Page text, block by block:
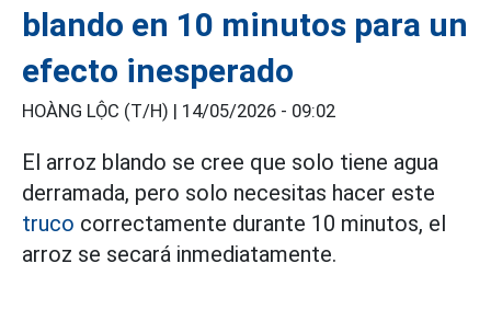
blando en 10 minutos para un
efecto inesperado
HOÀNG LỘC (T/H) | 14/05/2026 - 09:02
El arroz blando se cree que solo tiene agua
derramada, pero solo necesitas hacer este
truco correctamente durante 10 minutos, el
arroz se secará inmediatamente.